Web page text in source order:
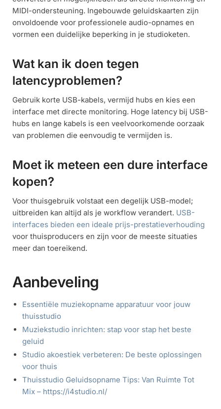
MIDI-ondersteuning. Ingebouwde geluidskaarten zijn
onvoldoende voor professionele audio-opnames en
vormen een duidelijke beperking in je studioketen.
Wat kan ik doen tegen
latencyproblemen?
Gebruik korte USB-kabels, vermijd hubs en kies een
interface met directe monitoring. Hoge latency bij USB-
hubs en lange kabels is een veelvoorkomende oorzaak
van problemen die eenvoudig te vermijden is.
Moet ik meteen een dure interface
kopen?
Voor thuisgebruik volstaat een degelijk USB-model;
uitbreiden kan altijd als je workflow verandert. USB-
interfaces bieden een ideale prijs-prestatieverhouding
voor thuisproducers en zijn voor de meeste situaties
meer dan toereikend.
Aanbeveling
Essentiële muziekopname apparatuur voor jouw
thuisstudio
Muziekstudio inrichten: stap voor stap het beste
geluid
Studio akoestiek verbeteren: De beste oplossingen
voor thuis
Thuisstudio Geluidsopname Tips: Van Ruimte Tot
Mix – https://i4studio.nl/